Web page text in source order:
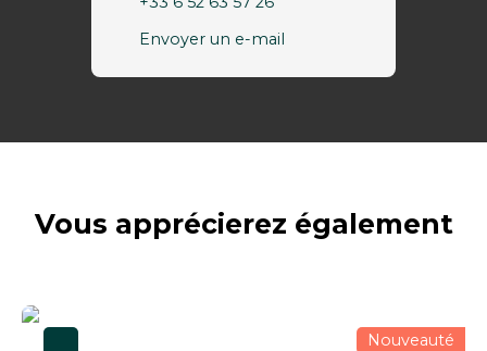
Envoyer un e-mail
Vous apprécierez également
Nouveauté